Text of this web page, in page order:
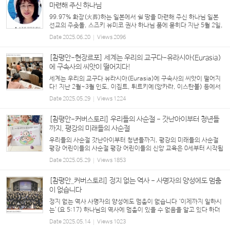
마련해 주신 하나님
99.97% 화장(火葬)하는 일본에서 쉴 땅을 마련해 주신 하나님 일본
선교의 주춧돌, 스즈키 유미코 권사 하나님 품에 묻히다 지난 5월 2일,
일본 홋카이도 요이치에서 강태진 목사(도쿄 사이타마 은총 그리스도
교회)의 집례 하에 스즈키 유미코 권사의 ...
Date2025.06.20 Views2096
[참평안-현장르포] 세계는 우리의 교구다-유라시아(Eurasia)
에 구속사의 씨앗이 떨어지다!
세계는 우리의 교구다 유라시아(Eurasia)에 구속사의 씨앗이 떨어지
다! 지난 2월~3월 인도, 이집트, 튀르키예(앙카라, 이스탄불) 등에서
잇따라 <구속사 세미나>가 열렸다. 우선 튀르키예 구속사 세미나는 20
24년도 이스탄불(Istanbul)을 시작으로 서부...
Date2025.05.29 Views 1224
[참평안-커버스토리] 우리들의 사순절 - 갓난아이부터 청년들
까지, 평강의 미래들의 사순절
우리들의 사순절 갓난아이부터 청년들까지, 평강의 미래들의 사순절
평강 어린이들의 사순절 평강 어린이들의 신앙 교육은 0세부터 시작됩
니다. 사무엘 교회학교는 어린이들의 성장 발달에 맞춘 세밀한 신앙 교
육을 위해 노력하고 있는데, 이번 사순...
Date2025.05.29 Views 1853
[참평안_커버스토리] 정지 없는 역사 - 사명자의 양성에도 멈춤
이 없습니다
정지 없는 역사 사명자의 양성에도 멈춤이 없습니다 ‘이제까지 일하시
는’(요 5:17) 하나님의 역사에 멈춤이 있을 수 없음을 알고 있다 하더
라도 참으로 ‘정지 없는’ 그 역사를 확인하게 될 때마다 경이로움을 느
Date2025.05.14 Views 1023